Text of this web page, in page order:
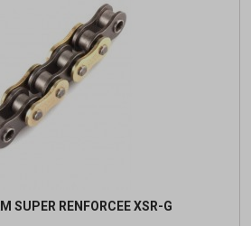
SUPER RENFORCEE XSR-G